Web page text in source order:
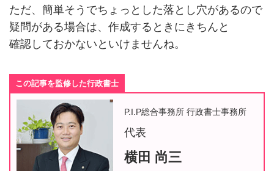
ただ、簡単そうでちょっとした落とし穴があるので
疑問がある場合は、作成するときにきちんと
確認しておかないといけませんね。
この記事を監修した行政書士
P.I.P総合事務所 行政書士事務所
代表
横田 尚三